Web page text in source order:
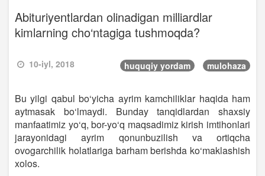
Abituriyentlardan olinadigan milliardlar
kimlarning cho‘ntagiga tushmoqda?
10-iyl, 2018 huquqiy yordam mulohaza
Bu yilgi qabul bo‘yicha ayrim kamchiliklar haqida ham
aytmasak bo‘lmaydi. Bunday tanqidlardan shaxsiy
manfaatimiz yo‘q, bor-yo‘q maqsadimiz kirish imtihonlari
jarayonidagi ayrim qonunbuzilish va ortiqcha
ovogarchilik holatlariga barham berishda ko‘maklashish
xolos.